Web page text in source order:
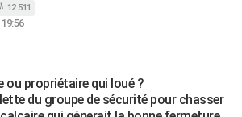
12 511
propriétaire qui loué ?
du groupe de sécurité pour chasser